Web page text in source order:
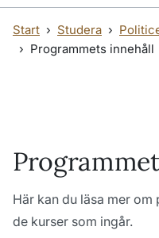
Start Studera
Programmets innehåll
Här kan du läsa mer
de kurser som ingår.